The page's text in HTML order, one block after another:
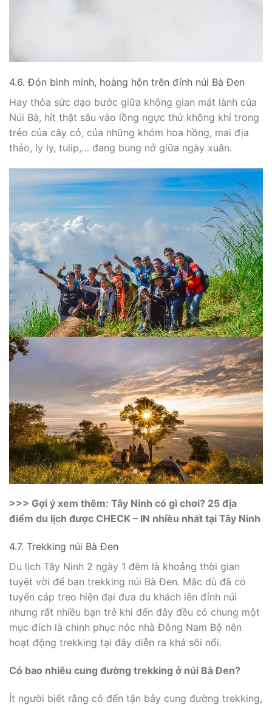
4.6. Đón bình minh, hoàng hôn trên đỉnh núi Bà Đen
Hay thỏa sức dạo bước giữa không gian mát lành của
Núi Bà, hít thật sâu vào lồng ngực thứ không khí trong
trẻo của cây cỏ, của những khóm hoa hồng, mai địa
thảo, ly ly, tulip,… đang bung nở giữa ngày xuân.
>>> Gợi ý xem thêm: Tây Ninh có gì chơi? 25 địa
điểm du lịch được CHECK – IN nhiều nhất tại Tây Ninh
4.7. Trekking núi Bà Đen
Du lịch Tây Ninh 2 ngày 1 đêm là khoảng thời gian
tuyệt vời để bạn trekking núi Bà Đen. Mặc dù đã có
tuyến cáp treo hiện đại đưa du khách lên đỉnh núi
nhưng rất nhiều bạn trẻ khi đến đây đều có chung một
mục đích là chinh phục nóc nhà Đông Nam Bộ nên
hoạt động trekking tại đây diễn ra khá sôi nổi.
Có bao nhiêu cung đường trekking ở núi Bà Đen?
Ít người biết rằng có đến tận bảy cung đường trekking,